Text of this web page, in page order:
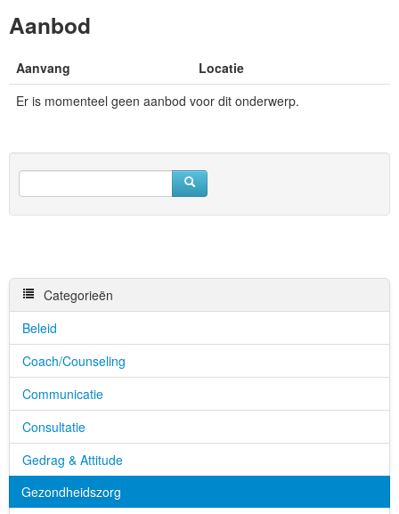
Aanbod
Aanvang
Locatie
Er is momenteel geen aanbod voor dit onderwerp.
Categorieën
Beleid
Coach/Counseling
Communicatie
Consultatie
Gedrag & Attitude
Gezondheidszorg